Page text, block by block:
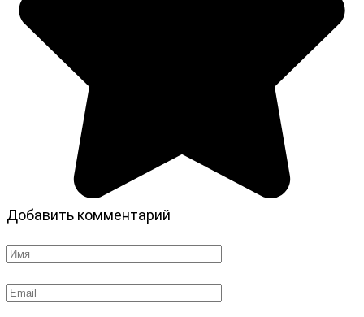
Добавить комментарий
Имя
Email